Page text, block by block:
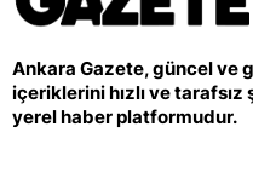
Ankara Gazete, güncel ve
içeriklerini hızlı ve
yerel haber platformudur.